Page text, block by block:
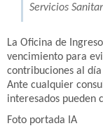
Servicios
La Oficina de
vencimiento para
contribuciones al
Ante cualquier
interesados pueden
Foto portada IA